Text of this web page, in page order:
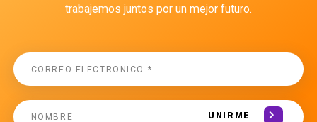
trabajemos juntos por un mejor futuro.
UNIRME